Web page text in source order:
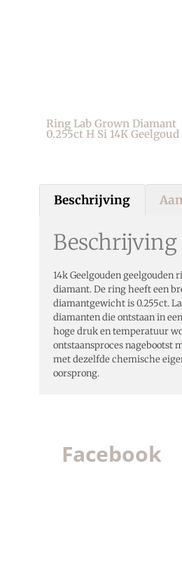
Ring Lab Grown Diamant
0.255ct H Si 14K Geelgoud
Beschrijving
Beschrijving
14k Geelgouden
diamant. De ring heeft een
diamantgewicht is 0.255ct.
diamanten die ontstaan in
hoge druk en temperatuur
ontstaansproces nagebootst
met dezelfde chemische
oorsprong.
Facebook